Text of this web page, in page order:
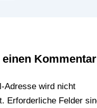
Kommentar
Adresse wird nicht
Erforderliche Felder